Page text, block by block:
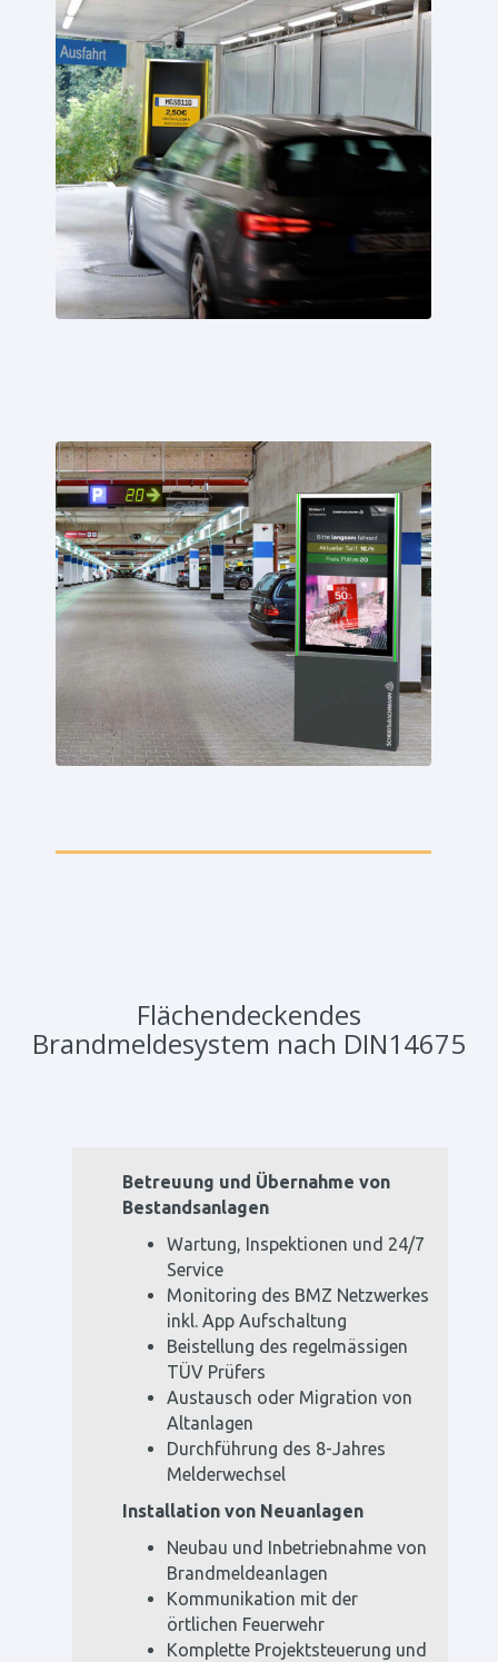
Flächendeckendes
Brandmeldesystem nach DIN14675
Betreuung und Übernahme von
Bestandsanlagen
Wartung, Inspektionen und 24/7
Service
Monitoring des BMZ Netzwerkes
inkl. App Aufschaltung
Beistellung des regelmässigen
TÜV Prüfers
Austausch oder Migration von
Altanlagen
Durchführung des 8-Jahres
Melderwechsel
Installation von Neuanlagen
Neubau und Inbetriebnahme von
Brandmeldeanlagen
Kommunikation mit der
örtlichen Feuerwehr
Komplette Projektsteuerung und